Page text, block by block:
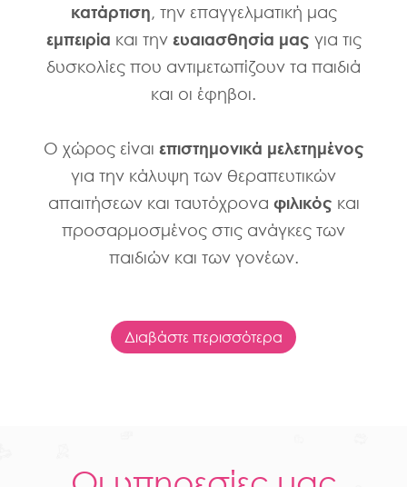
κατάρτιση, την επαγγελματική μας
εμπειρία και την ευαιασθησία μας για τις
δυσκολίες που αντιμετωπίζουν τα παιδιά
και οι έφηβοι.
Ο χώρος είναι επιστημονικά μελετημένος
για την κάλυψη των θεραπευτικών
απαιτήσεων και ταυτόχρονα φιλικός και
προσαρμοσμένος στις ανάγκες των
παιδιών και των γονέων.
Διαβάστε περισσότερα